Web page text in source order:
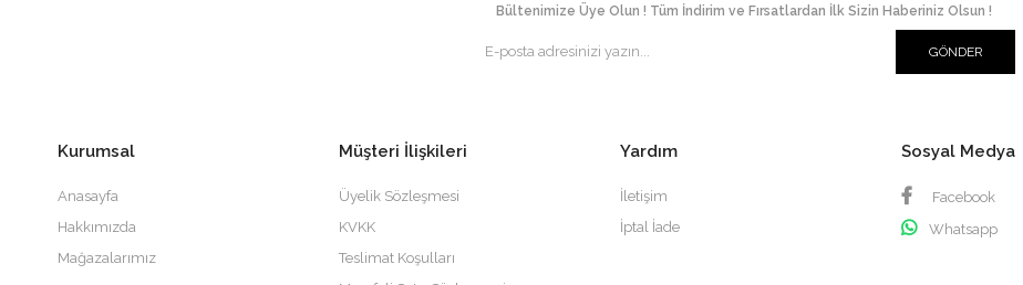
Bültenimize Üye Olun ! Tüm İndirim ve Fırsatlardan İlk Sizin Haberiniz Olsun !
GÖNDER
Kurumsal
Anasayfa
Hakkımızda
Mağazalarımız
Müşteri İlişkileri
Üyelik Sözleşmesi
KVKK
Teslimat Koşulları
Yardım
İletişim
İptal İade
Sosyal Medya
Facebook
Whatsapp